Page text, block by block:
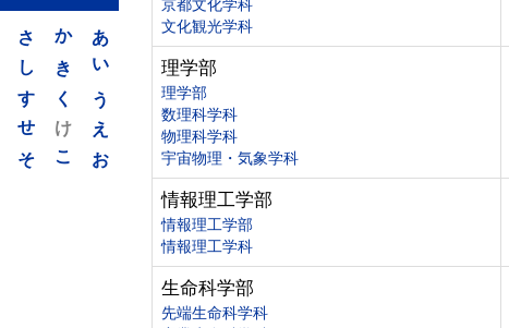
あ
い
う
え
お
か
き
く
け
こ
さ
し
す
せ
そ
京都文化学科
文化観光学科
理学部
理学部
数理科学科
物理科学科
宇宙物理・気象学科
情報理工学部
情報理工学部
情報理工学科
生命科学部
先端生命科学科